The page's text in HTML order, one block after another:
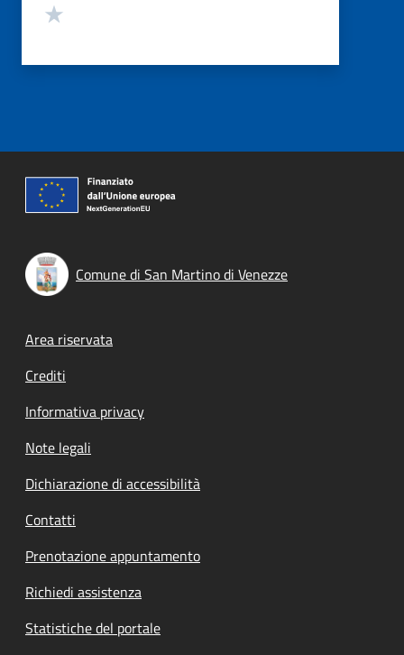
Comune di San Martino di Venezze
Footer menu
Area riservata
Crediti
Informativa privacy
Note legali
Dichiarazione di accessibilità
Contatti
Prenotazione appuntamento
Richiedi assistenza
Statistiche del portale